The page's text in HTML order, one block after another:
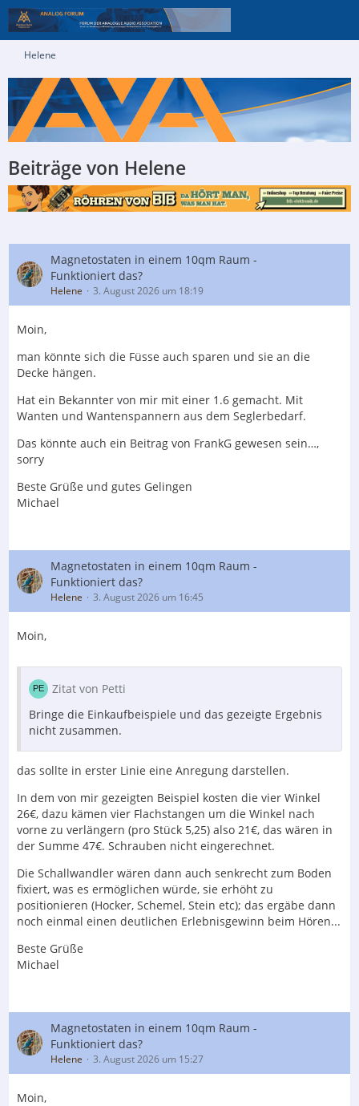
Helene
Beiträge von Helene
Magnetostaten in einem 10qm Raum -
Funktioniert das?
Helene 3. August 2026 um 18:19
Moin,
man könnte sich die Füsse auch sparen und sie an die
Decke hängen.
Hat ein Bekannter von mir mit einer 1.6 gemacht. Mit
Wanten und Wantenspannern aus dem Seglerbedarf.
Das könnte auch ein Beitrag von FrankG gewesen sein…,
sorry
Beste Grüße und gutes Gelingen
Michael
Magnetostaten in einem 10qm Raum -
Funktioniert das?
Helene 3. August 2026 um 16:45
Moin,
Zitat von Petti
Bringe die Einkaufbeispiele und das gezeigte Ergebnis
nicht zusammen.
das sollte in erster Linie eine Anregung darstellen.
In dem von mir gezeigten Beispiel kosten die vier Winkel
26€, dazu kämen vier Flachstangen um die Winkel nach
vorne zu verlängern (pro Stück 5,25) also 21€, das wären in
der Summe 47€. Schrauben nicht eingerechnet.
Die Schallwandler wären dann auch senkrecht zum Boden
fixiert, was es ermöglichen würde, sie erhöht zu
positionieren (Hocker, Schemel, Stein etc); das ergäbe dann
noch einmal einen deutlichen Erlebnisgewinn beim Hören...
Beste Grüße
Michael
Magnetostaten in einem 10qm Raum -
Funktioniert das?
Helene 3. August 2026 um 15:27
Moin,